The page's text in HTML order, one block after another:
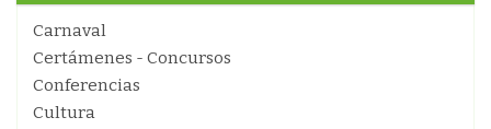
Carnaval
Certámenes - Concursos
Conferencias
Cultura